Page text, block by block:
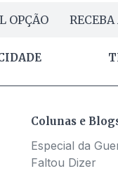
OPÇÃO
Colunas e
Especial da
Faltou Dizer